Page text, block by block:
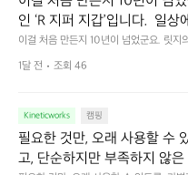
인 ‘R 지퍼 지갑’입니다.  일
어지는 물건에는 크기, 무게,
묘한 밸런스가 존재합니다.
느라 책상 위 가장자리에 대
는 균형감에서 출발했습니다.
저히 집착했습니다. 튼튼한
해치치 않는 선에서, 가장 가
이걸 처음 만든지 10년이 넘었군요. 릿지
다.  일상에서 늘 지니고 다니고 싶어지는
사이의 아주 미묘한 밸런스가 존재합니다
철저히 집착했습니다. 튼튼한 내구도와
서, 가장 가볍고 얇게 설계했습니다.  이
만져보며 경험해 보시기를 바랍니다.
1달 전 조회 46
Kineticworks 캠핑
필요한 것만, 오래 사용할 수
고, 단순하지만 부족하지 않